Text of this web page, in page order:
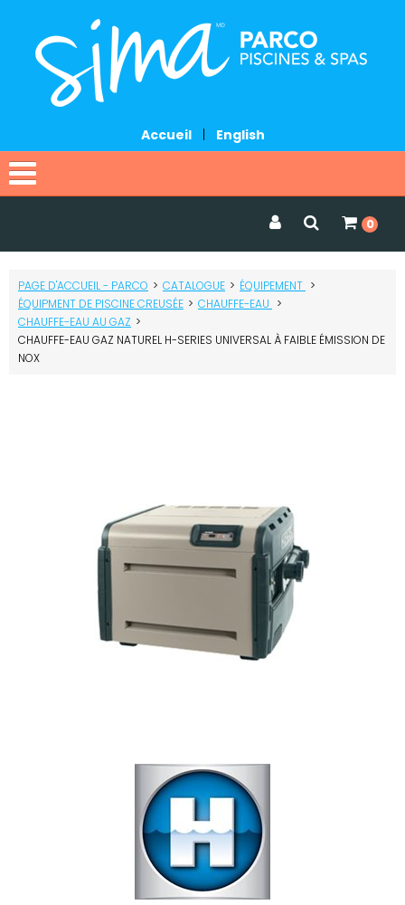
Accueil English
Catalogue
Promotions
Services
0
PAGE D'ACCUEIL - PARCO > CATALOGUE > ÉQUIPEMENT >
ÉQUIPMENT DE PISCINE CREUSÉE > CHAUFFE-EAU >
CHAUFFE-EAU AU GAZ >
CHAUFFE-EAU GAZ NATUREL H-SERIES UNIVERSAL À FAIBLE ÉMISSION DE
NOX